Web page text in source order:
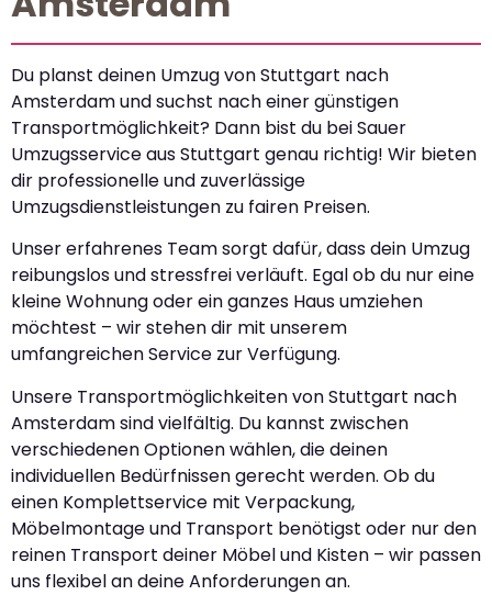
Du planst deinen Umzug von Stuttgart nach
Amsterdam und suchst nach einer günstigen
Transportmöglichkeit? Dann bist du bei Sauer
Umzugsservice aus Stuttgart genau richtig! Wir bieten
dir professionelle und zuverlässige
Umzugsdienstleistungen zu fairen Preisen.
Unser erfahrenes Team sorgt dafür, dass dein Umzug
reibungslos und stressfrei verläuft. Egal ob du nur eine
kleine Wohnung oder ein ganzes Haus umziehen
möchtest – wir stehen dir mit unserem
umfangreichen Service zur Verfügung.
Unsere Transportmöglichkeiten von Stuttgart nach
Amsterdam sind vielfältig. Du kannst zwischen
verschiedenen Optionen wählen, die deinen
individuellen Bedürfnissen gerecht werden. Ob du
einen Komplettservice mit Verpackung,
Möbelmontage und Transport benötigst oder nur den
reinen Transport deiner Möbel und Kisten – wir passen
uns flexibel an deine Anforderungen an.